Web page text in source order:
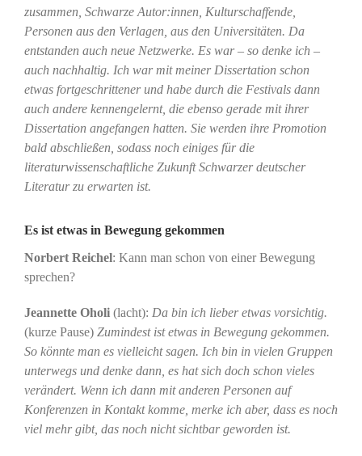
zusammen, Schwarze Autor:innen, Kulturschaffende,
Personen aus den Verlagen, aus den Universitäten. Da
entstanden auch neue Netzwerke. Es war – so denke ich –
auch nachhaltig. Ich war mit meiner Dissertation schon
etwas fortgeschrittener und habe durch die Festivals dann
auch andere kennengelernt, die ebenso gerade mit ihrer
Dissertation angefangen hatten. Sie werden ihre Promotion
bald abschließen, sodass noch einiges für die
literaturwissenschaftliche Zukunft Schwarzer deutscher
Literatur zu erwarten ist.
Es ist etwas in Bewegung gekommen
Norbert Reichel: Kann man schon von einer Bewegung
sprechen?
Jeannette Oholi (lacht): Da bin ich lieber etwas vorsichtig.
(kurze Pause) Zumindest ist etwas in Bewegung gekommen.
So könnte man es vielleicht sagen. Ich bin in vielen Gruppen
unterwegs und denke dann, es hat sich doch schon vieles
verändert. Wenn ich dann mit anderen Personen auf
Konferenzen in Kontakt komme, merke ich aber, dass es noch
viel mehr gibt, das noch nicht sichtbar geworden ist.